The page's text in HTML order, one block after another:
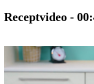
Receptvideo -